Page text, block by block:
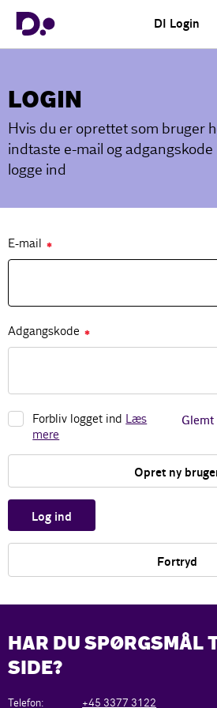
DI Login
LOGIN
Hvis du er oprettet som bruger
indtaste e-mail og
logge ind
E-mail ✱
Adgangskode ✱
Forbliv logget ind Læs
mere
Glemt
Opret ny
Log ind
Fortryd
HAR DU SPØRGSMÅL
SIDE?
Telefon: +45 3377 3122